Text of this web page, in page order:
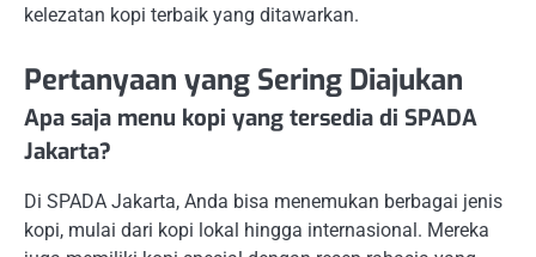
kelezatan kopi terbaik yang ditawarkan.
Pertanyaan yang Sering Diajukan
Apa saja menu kopi yang tersedia di SPADA
Jakarta?
Di SPADA Jakarta, Anda bisa menemukan berbagai jenis
kopi, mulai dari kopi lokal hingga internasional. Mereka